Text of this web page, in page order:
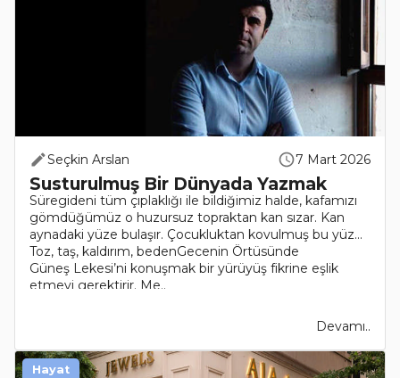
Seçkin Arslan 7 Mart 2026
Susturulmuş Bir Dünyada Yazmak
Süregideni tüm çıplaklığı ile bildiğimiz halde, kafamızı
gömdüğümüz o huzursuz topraktan kan sızar. Kan
aynadaki yüze bulaşır. Çocukluktan kovulmuş bu yüz…
Toz, taş, kaldırım, bedenGecenin Örtüsünde
Güneş Lekesi’ni konuşmak bir yürüyüş fikrine eşlik
etmeyi gerektirir. Me..
Devamı..
Hayat